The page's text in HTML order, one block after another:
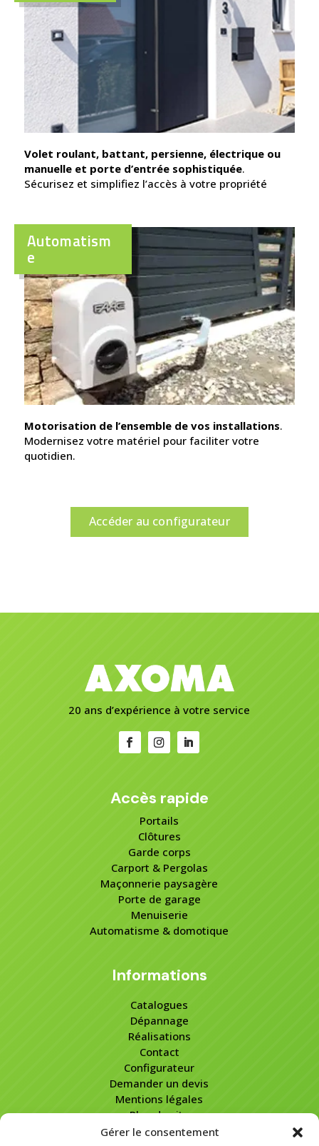
Gérer le consentement
Volet roulant, battant, persienne, électrique ou
manuelle et porte d’entrée sophistiquée.
Sécurisez et simplifiez l’accès à votre propriété
Automatism
e
Motorisation de l’ensemble de vos installations.
Modernisez votre matériel pour faciliter votre
quotidien.
Accéder au configurateur
20 ans d’expérience à votre service
Accès rapide
Portails
Clôtures
Garde corps
Carport & Pergolas
Maçonnerie paysagère
Porte de garage
Menuiserie
Automatisme & domotique
Informations
Catalogues
Dépannage
Réalisations
Contact
Configurateur
Demander un devis
Mentions légales
Plan de site